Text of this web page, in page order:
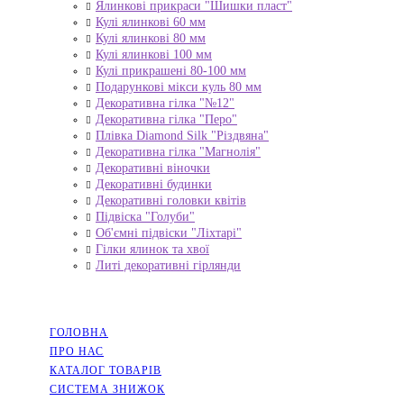
Ялинкові прикраси "Шишки пласт"
Кулі ялинкові 60 мм
Кулі ялинкові 80 мм
Кулі ялинкові 100 мм
Кулі прикрашені 80-100 мм
Подарункові мікси куль 80 мм
Декоративна гілка "№12"
Декоративна гілка "Перо"
Плівка Diamond Silk "Різдвяна"
Декоративна гілка "Магнолія"
Декоративні віночки
Декоративні будинки
Декоративні головки квітів
Підвіска "Голуби"
Об'ємні підвіски "Ліхтарі"
Гілки ялинок та хвої
Литі декоративні гірлянди
ГОЛОВНА
ПРО НАС
КАТАЛОГ ТОВАРІВ
СИСТЕМА ЗНИЖОК